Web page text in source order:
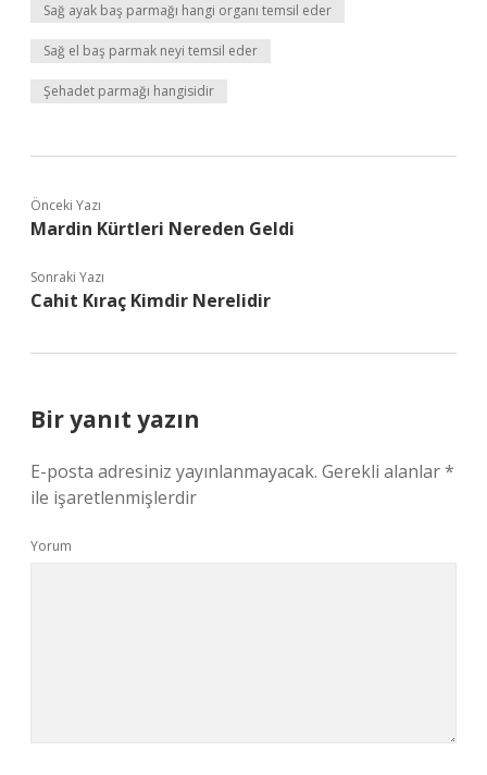
Sağ ayak baş parmağı hangi organı temsil eder
Sağ el baş parmak neyi temsil eder
Şehadet parmağı hangisidir
Önceki Yazı
Mardin Kürtleri Nereden Geldi
Sonraki Yazı
Cahit Kıraç Kimdir Nerelidir
Bir yanıt yazın
E-posta adresiniz yayınlanmayacak. Gerekli alanlar*
ile işaretlenmişlerdir
Yorum